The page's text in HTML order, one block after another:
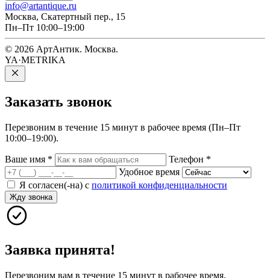
info@artantique.ru
Москва, Скатертный пер., 15
Пн–Пт 10:00–19:00
© 2026 АртАнтик. Москва.
YA·METRIKA
Заказать звонок
Перезвоним в течение 15 минут в рабочее время (Пн–Пт
10:00–19:00).
Ваше имя * Телефон *
Удобное время
Я согласен(-на) с политикой конфиденциальности
Жду звонка
Заявка принята!
Перезвоним вам в течение 15 минут в рабочее время.